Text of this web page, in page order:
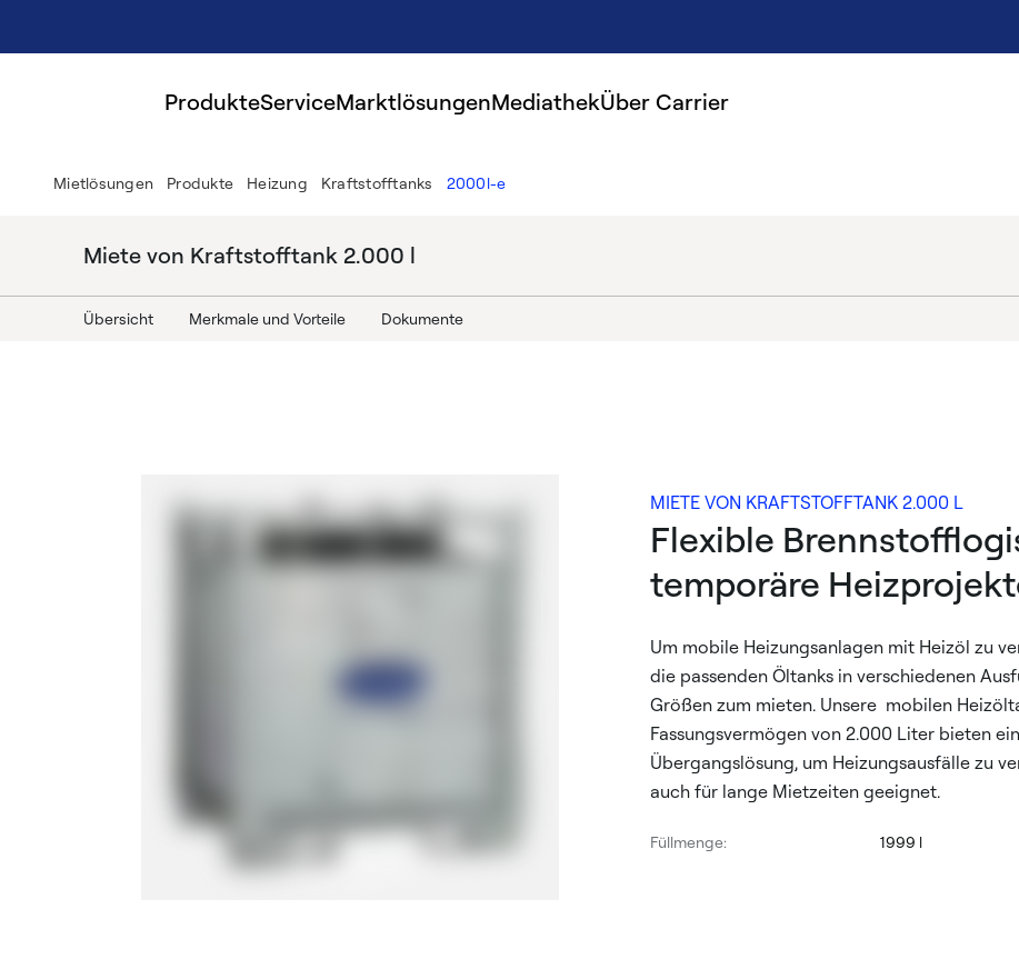
ProdukteServiceMarktlösungenMediathekÜber Carrier
Mietlösungen Produkte Heizung Kraftstofftanks 2000l-e
Miete von Kraftstofftank 2.000 l
Übersicht Merkmale und Vorteile Dokumente
MIETE VON KRAFTSTOFFTANK 2.000 L
Flexible
temporäre
Um mobile Heizungsanlagen mit Heizöl zu
die passenden Öltanks in verschiedenen
Größen zum mieten. Unsere mobilen
Fassungsvermögen von 2.000 Liter bieten
Übergangslösung, um Heizungsausfälle zu
auch für lange Mietzeiten geeignet.
Füllmenge: 1999 l